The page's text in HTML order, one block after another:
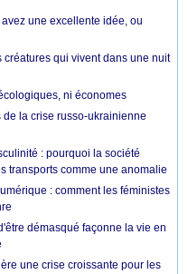
une excellente idée, ou
créatures qui vivent dans une nuit
ni économes
la crise russo-ukrainienne
: pourquoi la société
transports comme une anomalie
: comment les féministes
démasqué façonne la vie en
une crise croissante pour les